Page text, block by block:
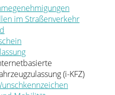
im Straßenverkehr
(i-KFZ)